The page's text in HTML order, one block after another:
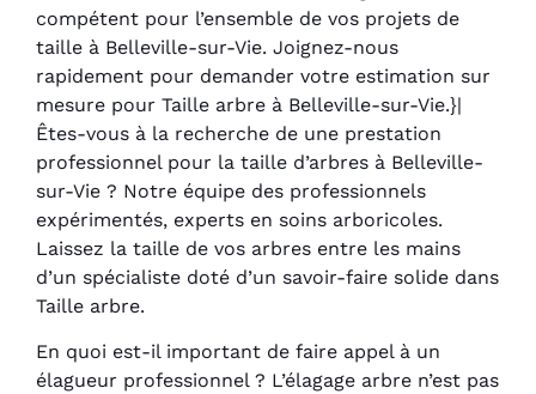
compétent pour l’ensemble de vos projets de
taille à Belleville-sur-Vie. Joignez-nous
rapidement pour demander votre estimation sur
mesure pour Taille arbre à Belleville-sur-Vie.}|
Êtes-vous à la recherche de une prestation
professionnel pour la taille d’arbres à Belleville-
sur-Vie ? Notre équipe des professionnels
expérimentés, experts en soins arboricoles.
Laissez la taille de vos arbres entre les mains
d’un spécialiste doté d’un savoir-faire solide dans
Taille arbre.
En quoi est-il important de faire appel à un
élagueur professionnel ? L’élagage arbre n’est pas